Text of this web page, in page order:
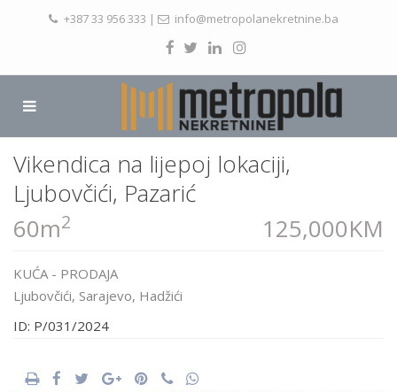
+387 33 956 333 | info@metropolanekretnine.ba
Vikendica na lijepoj lokaciji,
Ljubovčići, Pazarić
60m2 125,000KM
KUĆA- PRODAJA
Ljubovčići, Sarajevo, Hadžići
ID: P/031/2024